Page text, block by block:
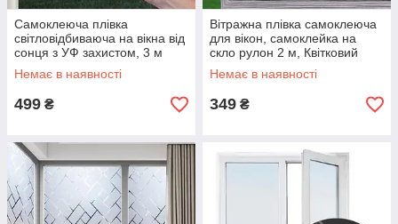
Самоклеюча плівка
світловідбиваюча на вікна від
сонця з УФ захистом, 3 м
Немає в наявності
499 ₴
Вітражна плівка самоклеюча
для вікон, самоклейка на
скло рулон 2 м, Квітковий
візерунок
Немає в наявності
349 ₴